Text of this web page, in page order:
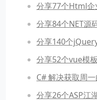
分享77个Html企
分享84个NET源
分享140个
分享52个vue模
C# 解决获取周
分享26个ASP江